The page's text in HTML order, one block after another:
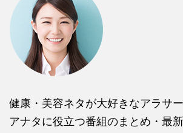
健康・美容ネタが大好きなアラサ
アナタに役立つ番組のまとめ・最